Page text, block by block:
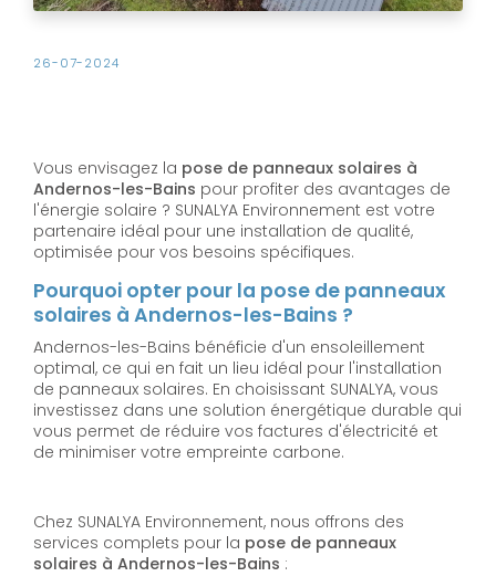
26-07-2024
Vous envisagez la pose de panneaux solaires à
Andernos-les-Bains pour profiter des avantages de
l'énergie solaire ? SUNALYA Environnement est votre
partenaire idéal pour une installation de qualité,
optimisée pour vos besoins spécifiques.
Pourquoi opter pour la pose de panneaux
solaires à Andernos-les-Bains ?
Andernos-les-Bains bénéficie d'un ensoleillement
optimal, ce qui en fait un lieu idéal pour l'installation
de panneaux solaires. En choisissant SUNALYA, vous
investissez dans une solution énergétique durable qui
vous permet de réduire vos factures d'électricité et
de minimiser votre empreinte carbone.
Chez SUNALYA Environnement, nous offrons des
services complets pour la pose de panneaux
solaires à Andernos-les-Bains :